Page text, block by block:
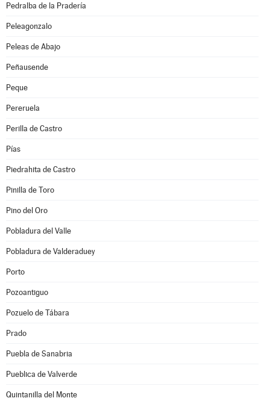
Pedralba de la Pradería
Peleagonzalo
Peleas de Abajo
Peñausende
Peque
Pereruela
Perilla de Castro
Pías
Piedrahita de Castro
Pinilla de Toro
Pino del Oro
Pobladura del Valle
Pobladura de Valderaduey
Porto
Pozoantiguo
Pozuelo de Tábara
Prado
Puebla de Sanabria
Pueblica de Valverde
Quintanilla del Monte